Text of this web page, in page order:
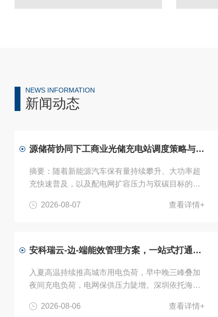
NEWS INFORMATION
新闻动态
源储荷协同下工商业光储充电站调度策略与运营方案
摘要：随着新能源汽车保有量持续攀升、大功率超
充快速普及，以及配电网扩容压力与双碳目标的双
模化普及，成为新型充电基础设施的主流发展方
1光伏储能一体化充电站的优缺点分析国家充电设
政策密集落地，明确鼓励光储充一体化建设，并通
过建设补贴、指标折算、并网简化、运营奖励等多
2026-08-07 查看详情+
安科瑞云-边-端能效管理方案，一站式打通园区虚拟电厂全链路
入夏高温持续推高城市用电负荷，早中晚三峰叠加
夜间充电负荷，电网保供压力陡增。深圳依托海量
电厂调度体系，将分散光伏、储能设备统一管控，
2026-08-06 查看详情+